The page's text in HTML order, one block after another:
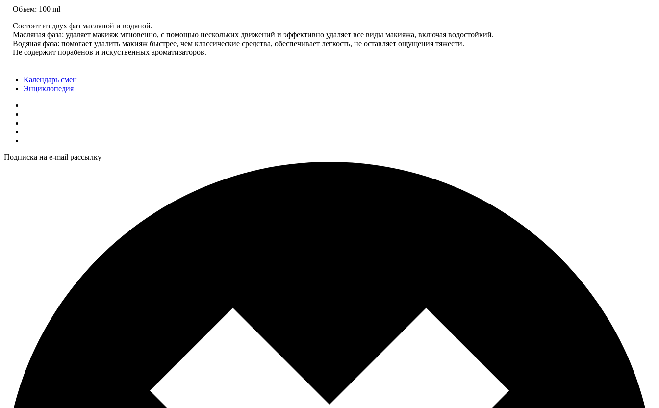
Объем: 100 ml
Состоит из двух фаз масляной и водяной.
Масляная фаза: удаляет макияж мгновенно, с помощью нескольких движений и эффективно удаляет все виды макияжа, включая водостойкий.
Водяная фаза: помогает удалить макияж быстрее, чем классические средства, обеспечивает легкость, не оставляет ощущения тяжести.
Не содержит порабенов и искуственных ароматизаторов.
Календарь смен
Энциклопедия
Подписка на e-mail рассылку